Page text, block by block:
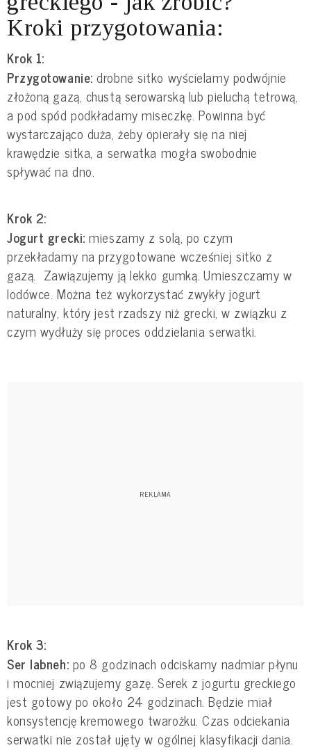
Kroki przygotowania:
Krok 1:
Przygotowanie: drobne sitko wyścielamy podwójnie
złożoną gazą, chustą serowarską lub pieluchą tetrową,
a pod spód podkładamy miseczkę. Powinna być
wystarczająco duża, żeby opierały się na niej
krawędzie sitka, a serwatka mogła swobodnie
spływać na dno.
Krok 2:
Jogurt grecki: mieszamy z solą, po czym
przekładamy na przygotowane wcześniej sitko z
gazą. Zawiązujemy ją lekko gumką. Umieszczamy w
lodówce. Można też wykorzystać zwykły jogurt
naturalny, który jest rzadszy niż grecki, w związku z
czym wydłuży się proces oddzielania serwatki.
Krok 3:
Ser labneh: po 8 godzinach odciskamy nadmiar płynu
i mocniej związujemy gazę. Serek z jogurtu greckiego
jest gotowy po około 24 godzinach. Będzie miał
konsystencję kremowego twarożku. Czas odciekania
serwatki nie został ujęty w ogólnej klasyfikacji dania.